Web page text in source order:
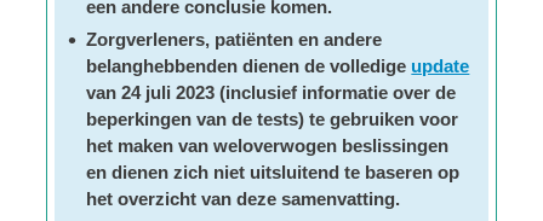
een andere conclusie komen.
Zorgverleners, patiënten en andere
belanghebbenden dienen de volledige update
van 24 juli 2023 (inclusief informatie over de
beperkingen van de tests) te gebruiken voor
het maken van weloverwogen beslissingen
en dienen zich niet uitsluitend te baseren op
het overzicht van deze samenvatting.